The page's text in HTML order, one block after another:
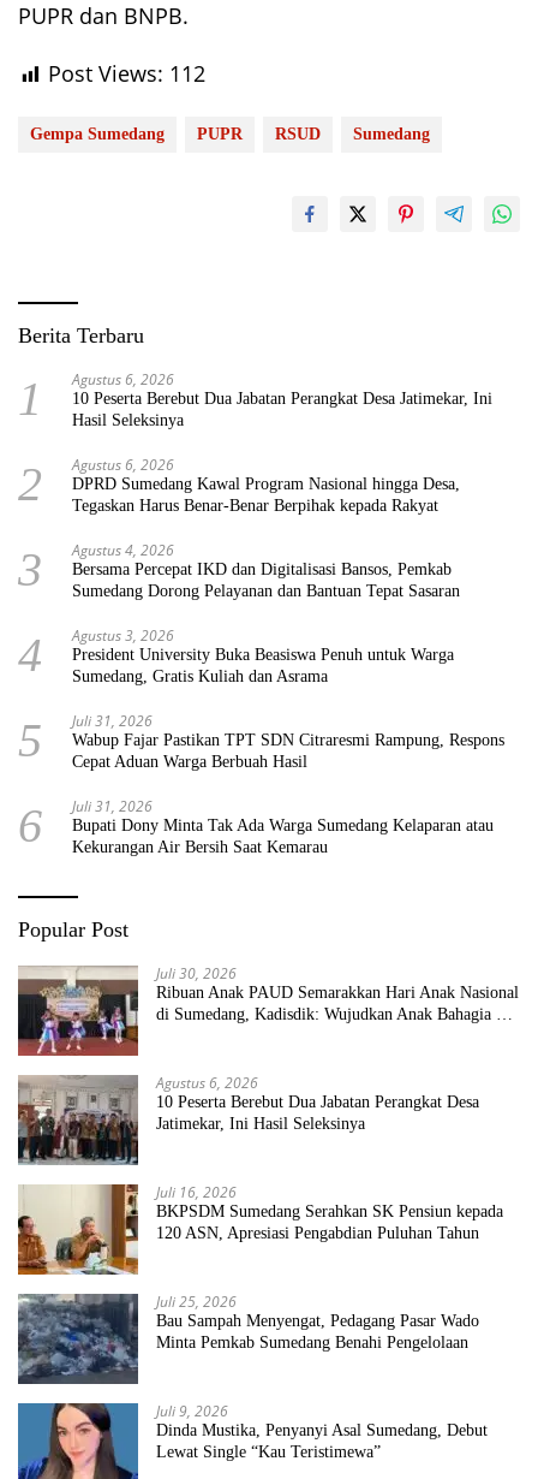
PUPR dan BNPB.
Post Views: 112
Gempa Sumedang PUPR RSUD Sumedang
Berita Terbaru
1 Agustus 6, 2026
10 Peserta Berebut Dua Jabatan Perangkat Desa Jatimekar, Ini
Hasil Seleksinya
2 Agustus 6, 2026
DPRD Sumedang Kawal Program Nasional hingga Desa,
Tegaskan Harus Benar-Benar Berpihak kepada Rakyat
3 Agustus 4, 2026
Bersama Percepat IKD dan Digitalisasi Bansos, Pemkab
Sumedang Dorong Pelayanan dan Bantuan Tepat Sasaran
4 Agustus 3, 2026
President University Buka Beasiswa Penuh untuk Warga
Sumedang, Gratis Kuliah dan Asrama
5 Juli 31, 2026
Wabup Fajar Pastikan TPT SDN Citraresmi Rampung, Respons
Cepat Aduan Warga Berbuah Hasil
6 Juli 31, 2026
Bupati Dony Minta Tak Ada Warga Sumedang Kelaparan atau
Kekurangan Air Bersih Saat Kemarau
Popular Post
Juli 30, 2026
Ribuan Anak PAUD Semarakkan Hari Anak Nasional
di Sumedang, Kadisdik: Wujudkan Anak Bahagia dan
Agustus 6, 2026
10 Peserta Berebut Dua Jabatan Perangkat Desa
Jatimekar, Ini Hasil Seleksinya
Juli 16, 2026
BKPSDM Sumedang Serahkan SK Pensiun kepada
120 ASN, Apresiasi Pengabdian Puluhan Tahun
Juli 25, 2026
Bau Sampah Menyengat, Pedagang Pasar Wado
Minta Pemkab Sumedang Benahi Pengelolaan
Juli 9, 2026
Dinda Mustika, Penyanyi Asal Sumedang, Debut
Lewat Single “Kau Teristimewa”